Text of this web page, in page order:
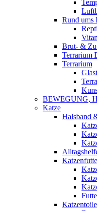
Rund ums
Brut- &
Terrarium
Terrarium
BEWEGUNG,
Katze
Halsband